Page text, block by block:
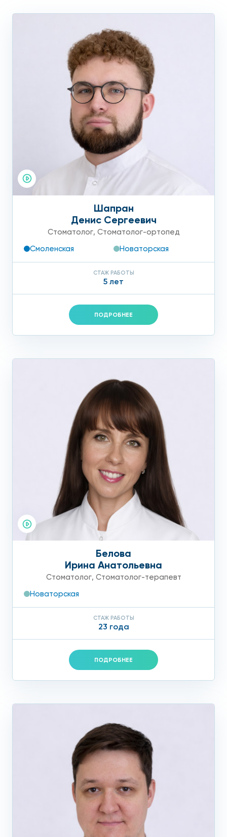
Шапран
Денис Сергеевич
Стоматолог, Стоматолог-ортопед
Смоленская
Новаторская
СТАЖ РАБОТЫ
5 лет
ПОДРОБНЕЕ
Белова
Ирина Анатольевна
Стоматолог, Стоматолог-терапевт
Новаторская
СТАЖ РАБОТЫ
23 года
ПОДРОБНЕЕ